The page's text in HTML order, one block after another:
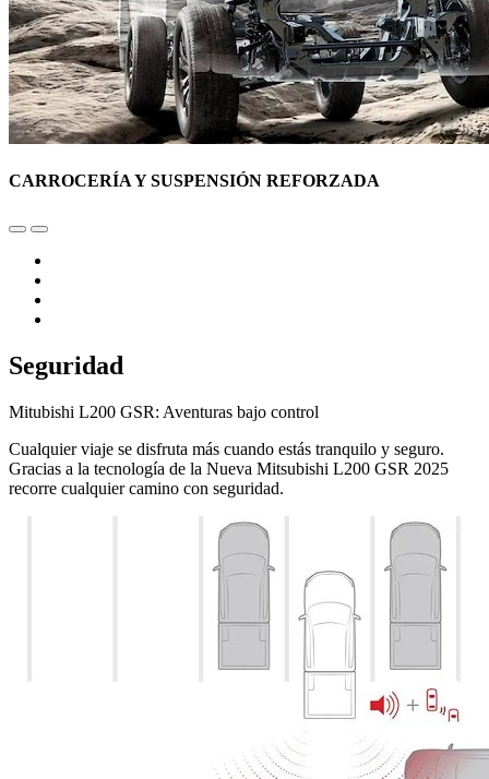
CARROCERÍA Y SUSPENSIÓN REFORZADA
Seguridad
Mitubishi L200 GSR: Aventuras bajo control
Cualquier viaje se disfruta más cuando estás tranquilo y seguro.
Gracias a la tecnología de la Nueva Mitsubishi L200 GSR 2025
recorre cualquier camino con seguridad.